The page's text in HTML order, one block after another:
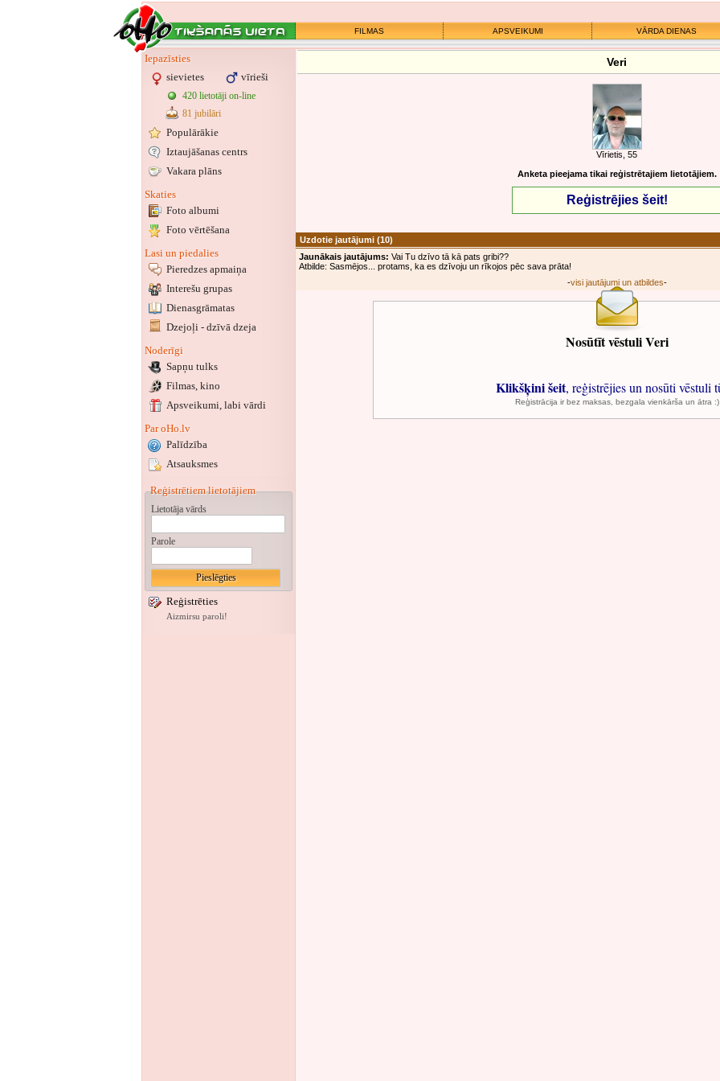
FILMAS APSVEIKUMI VĀRDA DIENAS
Iepazīsties
sievietes
vīrieši
420 lietotāji on-line
81 jubilāri
Populārākie
Iztaujāšanas centrs
Vakara plāns
Skaties
Foto albumi
Foto vērtēšana
Lasi un piedalies
Pieredzes apmaiņa
Interešu grupas
Dienasgrāmatas
Dzejoļi - dzīvā dzeja
Noderīgi
Sapņu tulks
Filmas, kino
Apsveikumi, labi vārdi
Par oHo.lv
Palīdzība
Atsauksmes
Reģistrētiem lietotājiem
Lietotāja vārds
Parole
Reģistrēties
Aizmirsu paroli!
Veri
Vīrietis, 55
Anketa pieejama tikai reģistrētajiem lietotājiem.
Reģistrējies šeit!
Uzdotie jautājumi (10)
Jaunākais jautājums: Vai Tu dzīvo tā kā pats gribi??
Atbilde: Sasmējos... protams, ka es dzīvoju un rīkojos pēc sava prāta!
-visi jautājumi un atbildes-
Nosūtīt vēstuli Veri
Klikšķini šeit, reģistrējies un nosūti vēstuli
Reģistrācija ir bez maksas, bezgala vienkārša un ātra :)